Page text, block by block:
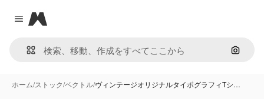
Close menu
Magnific
画像で
ホーム/ストック/ベクトル/ヴィンテージオリジナルタイポグラフィTシ…